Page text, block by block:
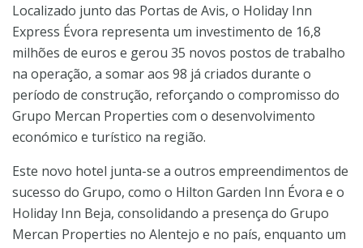
Localizado junto das Portas de Avis, o Holiday Inn
Express Évora representa um investimento de 16,8
milhões de euros e gerou 35 novos postos de trabalho
na operação, a somar aos 98 já criados durante o
período de construção, reforçando o compromisso do
Grupo Mercan Properties com o desenvolvimento
económico e turístico na região.
Este novo hotel junta-se a outros empreendimentos de
sucesso do Grupo, como o Hilton Garden Inn Évora e o
Holiday Inn Beja, consolidando a presença do Grupo
Mercan Properties no Alentejo e no país, enquanto um